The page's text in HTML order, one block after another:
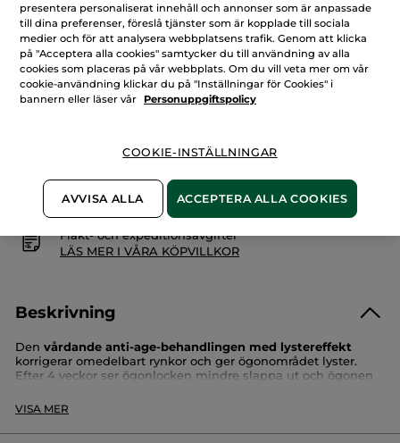
recensioner
för
Vårdande
anti-
ögonkräm
Antal
LÄGG I VARUKORGEN
Levereras från La Gacilly, Frankrike
100% nöjd eller pengarna tillbaka
Frakt- och expeditionsavgifter
LÄS MER I VÅRA KÖPVILLKOR
Beskrivning
Den vårdande anti-age-behandlingen med lystereffekt
korrigerar omedelbart rynkor och ger ögonområdet lyster.
Efter 4 veckor ser ögonlocken mindre slappa ut och ögonen
Formulan är berikad med
kraftfullare än resveratrol*, för att korrigera alla ålderstecken.
VISA MER
presentera personaliserat innehåll och annonser som är anpassade
till dina preferenser, föreslå tjänster som är kopplade till sociala
medier och för att analysera webbplatsens trafik. Genom att klicka
på "Acceptera alla cookies" samtycker du till användning av alla
cookies som placeras på vår webbplats. Om du vill veta mer om vår
cookie-användning klickar du på "Inställningar för Cookies" i
bannern eller läser vår
Personuppgiftspolicy
COOKIE-INSTÄLLNINGAR
AVVISA ALLA ACCEPTERA ALLA COOKIES